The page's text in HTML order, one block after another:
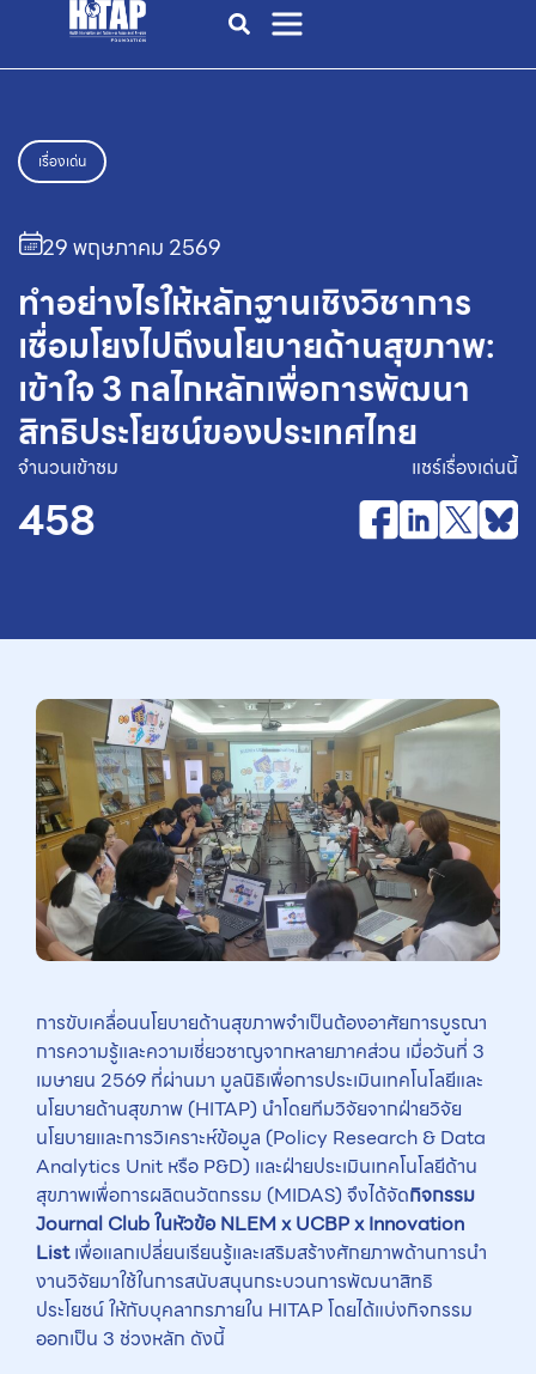
เรื่องเด่น
29 พฤษภาคม 2569
ทำอย่างไรให้หลักฐานเชิงวิชาการ
เชื่อมโยงไปถึงนโยบายด้านสุขภาพ:
เข้าใจ 3 กลไกหลักเพื่อการพัฒนา
สิทธิประโยชน์ของประเทศไทย
จำนวนเข้าชม
458
แชร์เรื่องเด่นนี้
การขับเคลื่อนนโยบายด้านสุขภาพจำเป็นต้องอาศัยการบูรณา
การความรู้และความเชี่ยวชาญจากหลายภาคส่วน เมื่อวันที่ 3
เมษายน 2569 ที่ผ่านมา มูลนิธิเพื่อการประเมินเทคโนโลยีและ
นโยบายด้านสุขภาพ (HITAP) นำโดยทีมวิจัยจากฝ่ายวิจัย
นโยบายและการวิเคราะห์ข้อมูล (Policy Research & Data
Analytics Unit หรือ P&D) และฝ่ายประเมินเทคโนโลยีด้าน
สุขภาพเพื่อการผลิตนวัตกรรม (MIDAS) จึงได้จัดกิจกรรม
Journal Club ในหัวข้อ NLEM x UCBP x Innovation
Listเพื่อแลกเปลี่ยนเรียนรู้และเสริมสร้างศักยภาพด้านการนำ
งานวิจัยมาใช้ในการสนับสนุนกระบวนการพัฒนาสิทธิ
ประโยชน์ ให้กับบุคลากรภายใน HITAP โดยได้แบ่งกิจกรรม
ออกเป็น 3 ช่วงหลัก ดังนี้